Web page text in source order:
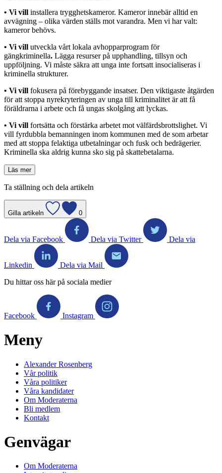
• Vi vill installera trygghetskameror. Kameror innebär alltid en
avvägning – olika värden ställs mot varandra. Men vi har valt:
kameror behövs.
• Vi vill utveckla vårt lokala avhopparprogram för
gängkriminella. Lägga resurser på upphandling, tillsyn och
uppföljning. Vi måste säkra att unga inte fortsatt insocialiseras i
kriminella strukturer.
• Vi vill fokusera på förebyggande insatser. Den viktigaste åtgärden
för att stoppa nyrekryteringen av unga till kriminalitet är att få
föräldrarna i arbete och få ungas skolgång att lyckas.
• Vi vill fortsätta och förstärka arbetet mot välfärdsbrottslighet. Vi
vill fyrdubbla bemanningen inom kommunen med de som arbetar
med att stoppa felaktiga utbetalningar och fusk och bedrägerier.
Kriminella ska aldrig kunna sko sig på skattebetalarna.
Läs mer
Ta ställning och dela artikeln
Gilla artikeln 0
Dela via Facebook Dela via Twitter Dela via
Linkedin
Dela via Mail
Du hittar oss här på sociala medier
Facebook Instagram
Meny
Alexander Rosenberg
Vår politik
Våra politiker
Våra kandidater
Om Moderaterna
Bli medlem
Kontakt
Genvägar
Om Moderaterna